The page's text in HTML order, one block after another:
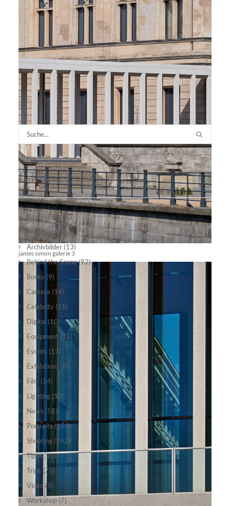
james simon galerie 3
KATEGORIEN
Advertising(83)
Architektur(63)
Archivbilder (13)
Behind the Scene(92)
Books (9)
Camera (14)
Celebrity (51)
Digital (10)
Equipment (16)
Events (17)
Exhibitions (8)
Film (14)
Lighting (10)
News (58)
Portraits(154)
Shooting (242)
Tipps(10)
Trips (75)
Video (5)
Workshop(7)